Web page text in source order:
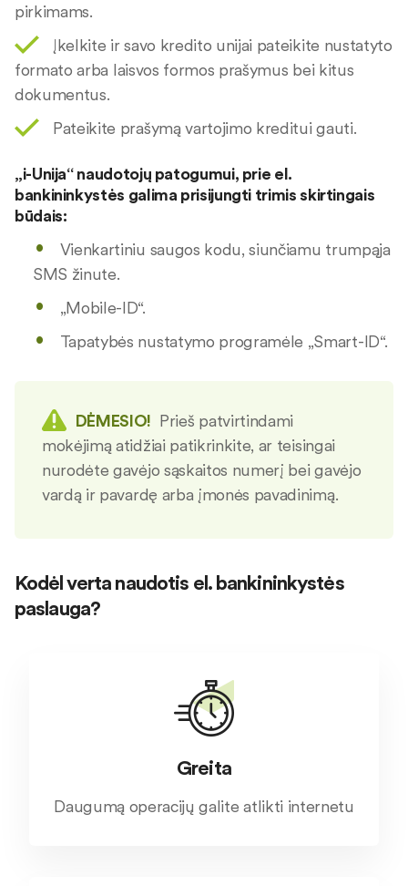
pirkimams.
Įkelkite ir savo kredito unijai pateikite nustatyto
formato arba laisvos formos prašymus bei kitus
dokumentus.
Pateikite prašymą vartojimo kreditui gauti.
„i-Unija“ naudotojų patogumui, prie el.
bankininkystės galima prisijungti trimis skirtingais
būdais:
Vienkartiniu saugos kodu, siunčiamu trumpąja
SMS žinute.
„Mobile-ID“.
Tapatybės nustatymo programėle „Smart-ID“.
DĖMESIO! Prieš patvirtindami
mokėjimą atidžiai patikrinkite, ar teisingai
nurodėte gavėjo sąskaitos numerį bei gavėjo
vardą ir pavardę arba įmonės pavadinimą.
Kodėl verta naudotis el. bankininkystės
paslauga?
Greita
Daugumą operacijų galite atlikti internetu